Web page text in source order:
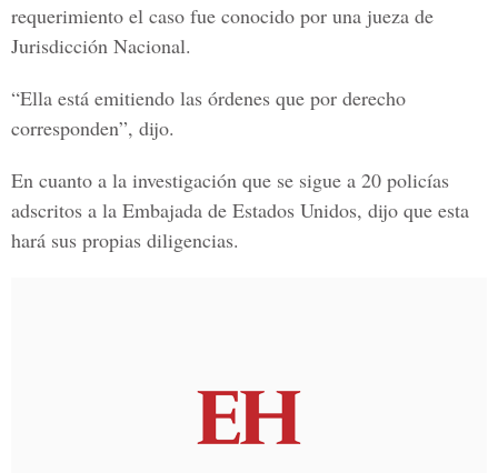
requerimiento el caso fue conocido por una jueza de
Jurisdicción Nacional.
“Ella está emitiendo las órdenes que por derecho
corresponden”, dijo.
En cuanto a la investigación que se sigue a 20 policías
adscritos a la Embajada de Estados Unidos, dijo que esta
hará sus propias diligencias.